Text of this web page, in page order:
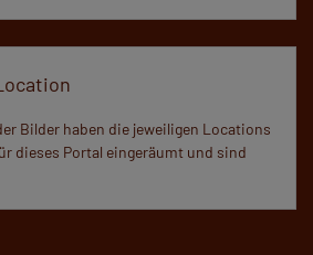
Bilder haben die jeweiligen Locations
dieses Portal eingeräumt und sind